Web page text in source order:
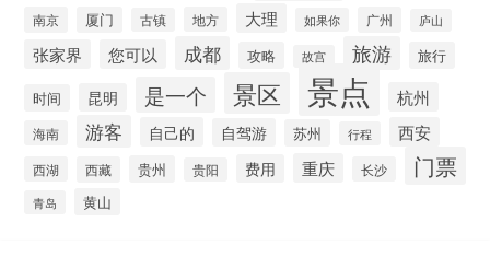
南京 厦门 古镇 地方 大理 如果你 广州 庐山
张家界 您可以 成都 攻略 故宫 旅游 旅行
时间 昆明 是一个 景区 景点 杭州
海南 游客 自己的 自驾游 苏州 行程 西安
西湖 西藏 贵州 贵阳 费用 重庆 长沙 门票
青岛 黄山